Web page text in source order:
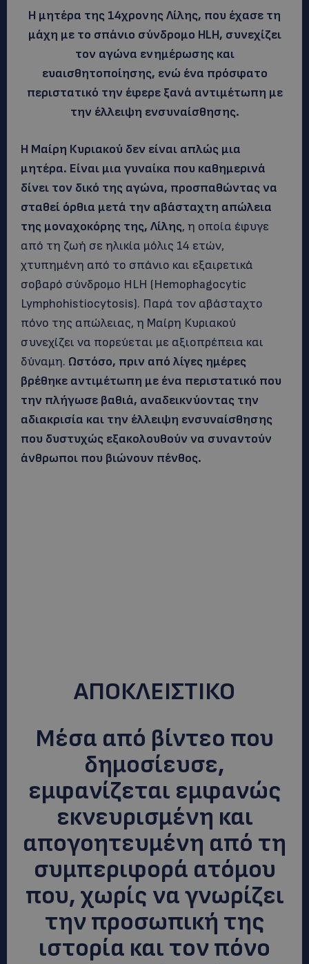
Η μητέρα της 14χρονης Λίλης, που έχασε τη
μάχη με το σπάνιο σύνδρομο HLH, συνεχίζει
τον αγώνα ενημέρωσης και
ευαισθητοποίησης, ενώ ένα πρόσφατο
περιστατικό την έφερε ξανά αντιμέτωπη με
την έλλειψη ενσυναίσθησης.
Η Μαίρη Κυριακού δεν είναι απλώς μια
μητέρα. Είναι μια γυναίκα που καθημερινά
δίνει τον δικό της αγώνα, προσπαθώντας να
σταθεί όρθια μετά την αβάσταχτη απώλεια
της μοναχοκόρης της, Λίλης, η οποία έφυγε
από τη ζωή σε ηλικία μόλις 14 ετών,
χτυπημένη από το σπάνιο και εξαιρετικά
σοβαρό σύνδρομο HLH (Hemophagocytic
Lymphohistiocytosis). Παρά τον αβάσταχτο
πόνο της απώλειας, η Μαίρη Κυριακού
συνεχίζει να πορεύεται με αξιοπρέπεια και
δύναμη. Ωστόσο, πριν από λίγες ημέρες
βρέθηκε αντιμέτωπη με ένα περιστατικό που
την πλήγωσε βαθιά, αναδεικνύοντας την
αδιακρισία και την έλλειψη ενσυναίσθησης
που δυστυχώς εξακολουθούν να συναντούν
άνθρωποι που βιώνουν πένθος.
ΑΠΟΚΛΕΙΣΤΙΚΟ
Μέσα από βίντεο που
δημοσίευσε,
εμφανίζεται εμφανώς
εκνευρισμένη και
απογοητευμένη από τη
συμπεριφορά ατόμου
που, χωρίς να γνωρίζει
την προσωπική της
ιστορία και τον πόνο